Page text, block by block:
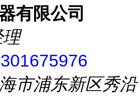
有限公司
理
市浦东新区秀沿